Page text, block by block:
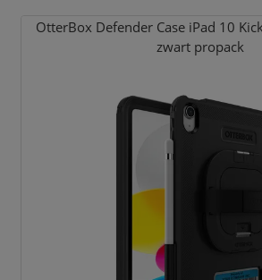
OtterBox Defender Case iPad 10
zwart propack